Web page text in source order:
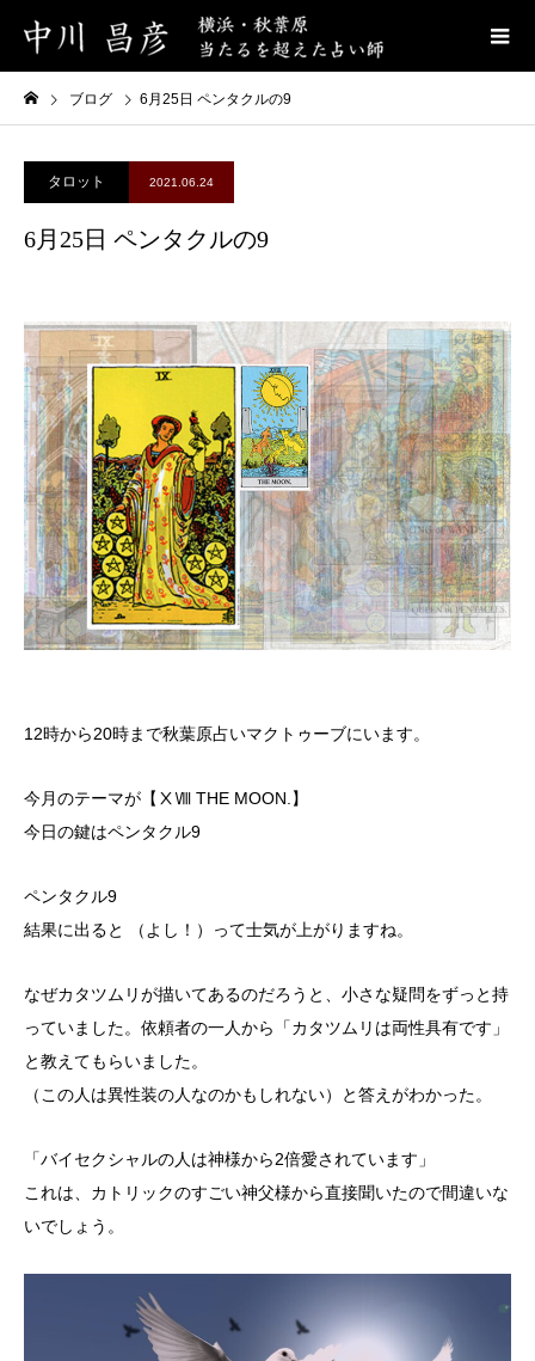
ブログ 6月25日 ペンタクルの9
タロット 2021.06.24
6月25日 ペンタクルの9
12時から20時まで秋葉原占いマクトゥーブにいます。
今月のテーマが【ⅩⅧ THE MOON.】
今日の鍵はペンタクル9
ペンタクル9
結果に出ると （よし！）って士気が上がりますね。
なぜカタツムリが描いてあるのだろうと、小さな疑問をずっと持
っていました。依頼者の一人から「カタツムリは両性具有です」
と教えてもらいました。
（この人は異性装の人なのかもしれない）と答えがわかった。
「バイセクシャルの人は神様から2倍愛されています」
これは、カトリックのすごい神父様から直接聞いたので間違いな
いでしょう。